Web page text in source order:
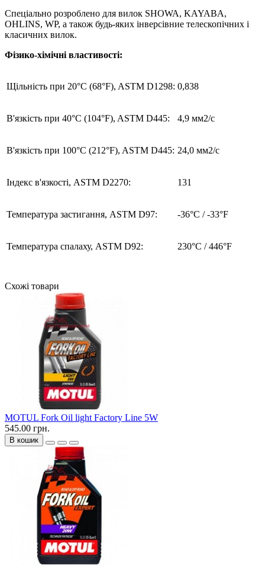
Спеціально розроблено для вилок SHOWA, KAYABA,
OHLINS, WP, а також будь-яких інверсівние телескопічних і
класичних вилок.
Фізико-хімічні властивості:
Щільність при 20°C (68°F), ASTM D1298: 0,838
В'язкість при 40°C (104°F), ASTM D445: 4,9 мм2/с
В'язкість при 100°C (212°F), ASTM D445: 24,0 мм2/с
Індекс в'язкості, ASTM D2270: 131
Температура застигання, ASTM D97: -36°С / -33°F
Температура спалаху, ASTM D92: 230°С / 446°F
Схожі товари
MOTUL Fork Oil light Factory Line 5W
545.00 грн.
В кошик